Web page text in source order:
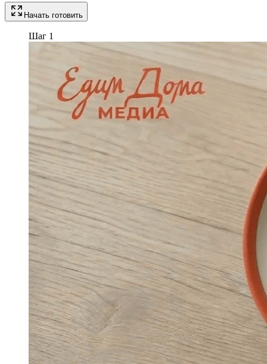
Начать готовить
Шаг 1